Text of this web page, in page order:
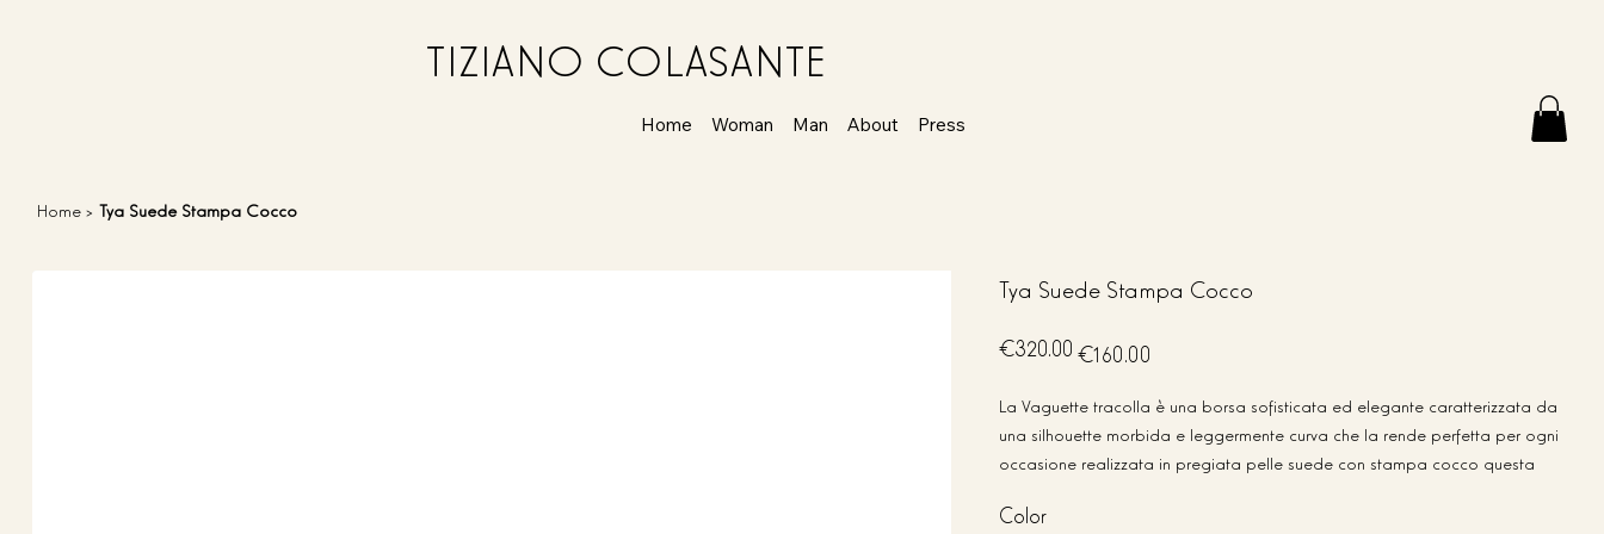
TIZIANO COLASANTE
Home Woman Man About Press
Home > Tya Suede Stampa Cocco
Tya Suede Stampa Cocco
Original
price
€320.00 price
€160.00
La Vaguette tracolla è una borsa sofisticata ed elegante caratterizzata da
una silhouette morbida e leggermente curva che la rende perfetta per ogni
occasione realizzata in pregiata pelle suede con stampa cocco questa
La chiusura con pattina e calamita assicura praticità e sicurezza mentre gli
Color